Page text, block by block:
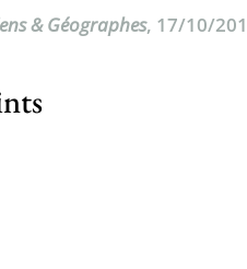
& Géographes, 17/10/